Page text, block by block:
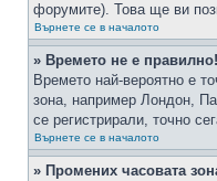
форумите). Това ще ви
Върнете се в началото
» Времето не е правилно!
Времето най-вероятно е
зона, например Лондон,
се регистрирали, точно
Върнете се в началото
» Промених часовата